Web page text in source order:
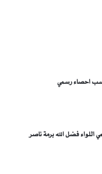
اللواء فضل الله برمة ناصر